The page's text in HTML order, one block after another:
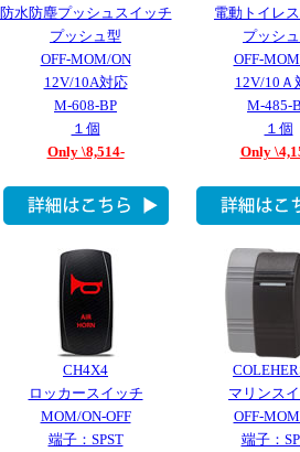
防水防塵プッシュスイッチ
プッシュ型
OFF-MOM/ON
12V/10A対応
M-608-BP
１個
Only \8,514-
電動トイレ
プッシ
OFF-
12V/10Ａ
M-485-
１個
Only
CH4X4
ロッカースイッチ
MOM/ON-OFF
端子：SPST
マリンス
OFF-
端子：